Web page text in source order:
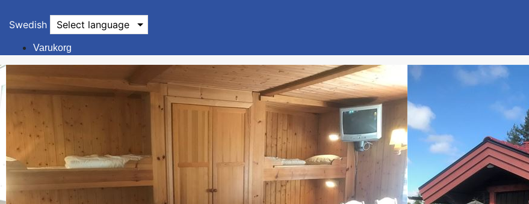
Swedish Select language
Varukorg